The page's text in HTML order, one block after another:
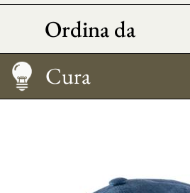
Ordina da
Taglia
Cura